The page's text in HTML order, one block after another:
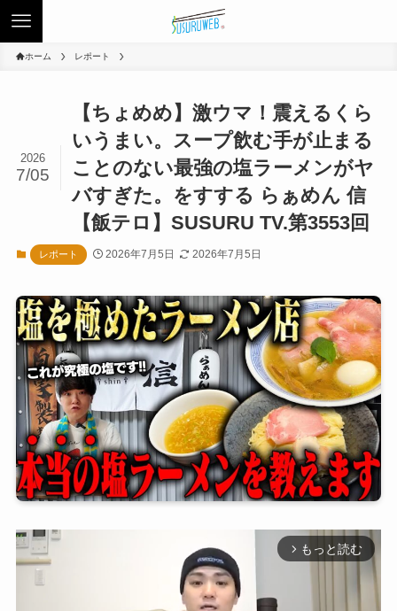
ホーム レポート
【ちょめめ】激ウマ！震えるくら
いうまい。スープ飲む手が止まる
ことのない最強の塩ラーメンがヤ
バすぎた。をすする らぁめん 信
【飯テロ】SUSURU TV.第3553回
2026
7/05
レポート 2026年7月5日 2026年7月5日
arrow_forward_ios もっと読む